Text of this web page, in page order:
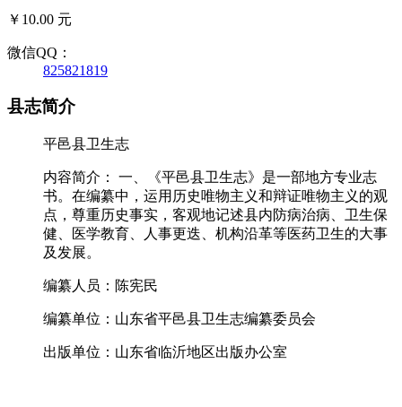
￥10.00 元
微信QQ：
825821819
县志简介
平邑县卫生志
内容简介： 一、《平邑县卫生志》是一部地方专业志
书。在编纂中，运用历史唯物主义和辩证唯物主义的观
点，尊重历史事实，客观地记述县内防病治病、卫生保
健、医学教育、人事更迭、机构沿革等医药卫生的大事
及发展。
编纂人员：陈宪民
编纂单位：山东省平邑县卫生志编纂委员会
出版单位：山东省临沂地区出版办公室